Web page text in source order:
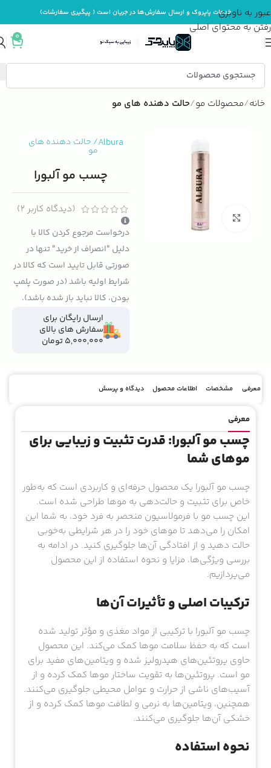
عبور به ناوبری
رفتن به محتوای اصلی
خدمات پاپروک و ارسال سفارش‌ها در جریان است ( پیگیری سفارشات)
0
خانه محصولات مو حالت دهنده های مو
بزرگنمایی تصویر
Albura
/ حالت دهنده های
مو
چسب مو آلبورا
(دیدگاه کاربر 2
)
درخواست مرجوع کردن کالا با
دلیل "انصراف از خرید" تنها در
صورتی قابل تایید است که کالا در
شرایط اولیه باشد (در صورت پلمپ
بودن، کالا نباید باز شده باشد).
ارسال رایگان برای
سفارش های بالای
5,000,000 تومان
معرفی مشخصات اطلاعات محصول دیدگاه و پرسش
معرفی
چسب مو آلبورا: قدرت تثبیت و زیبایی برای
موهای شما
چسب مو آلبورا یک محصول حرفه‌ای و کاربردی است که به‌طور
خاص برای تثبیت و حالت‌دهی به موها طراحی شده است.
این چسب مو با فرمولاسیون منحصر به فرد خود، به شما این
امکان را می‌دهد تا موهای خود را در هر شرایطی به‌خوبی
حالت دهید و از افتادگی آن‌ها جلوگیری کنید. در ادامه به
بررسی ویژگی‌ها، مزایا و نحوه استفاده از این محصول
می‌پردازیم.
ترکیبات اصلی و تأثیرات آن‌ها
چسب مو آلبورا با ترکیبی از مواد مغذی و مؤثر تولید شده
است که به حفظ سلامت موها کمک می‌کند. این محصول
حاوی پروتئین‌های هیدرولیز شده و ویتامین‌های مفید برای
مو است. پروتئین‌ها به تقویت ساختار موها کمک کرده و از
آسیب‌های ناشی از حرارت و عوامل محیطی جلوگیری می‌کنند.
همچنین، ویتامین‌ها به نرمی و لطافت موها کمک کرده و از
خشکی آن‌ها جلوگیری می‌کنند.
نحوه استفاده